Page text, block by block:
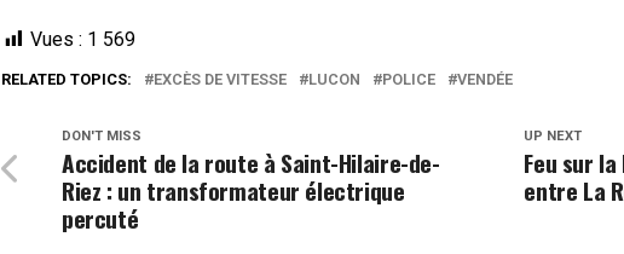
Vues : 1 569
RELATED TOPICS: EXCÈS DE VITESSE LUCON POLICE VENDÉE
UP NEXT
Feu sur
entre La
DON'T MISS
Accident de la route à Saint-Hilaire-de-
Riez : un transformateur électrique
percuté